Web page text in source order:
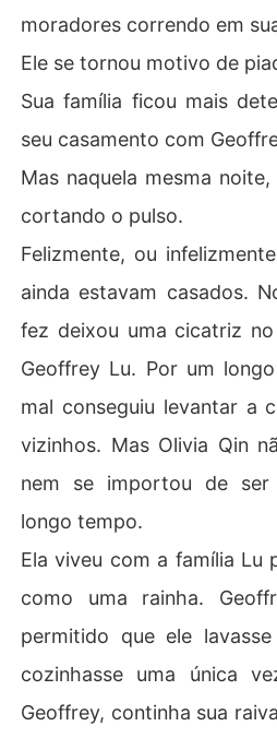
moradores correndo em
Ele se tornou motivo de
Sua família ficou mais
seu casamento com
Mas naquela mesma
cortando o pulso.
Felizmente, ou
ainda estavam casados.
fez deixou uma cicatriz
Geoffrey Lu. Por um
mal conseguiu levantar a
vizinhos. Mas Olivia Qin
nem se importou de
longo tempo.
Ela viveu com a família Lu
como uma rainha.
permitido que ele
cozinhasse uma única
Geoffrey, continha sua